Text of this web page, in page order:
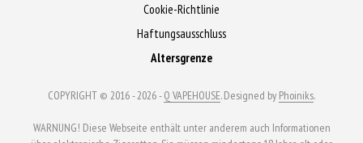
Cookie-Richtlinie
Haftungsausschluss
Altersgrenze
COPYRIGHT © 2016 - 2026 -Q VAPEHOUSE. Designed by Phoiniks.
WARNUNG! Diese Webseite enthält unter anderem auch Informationen